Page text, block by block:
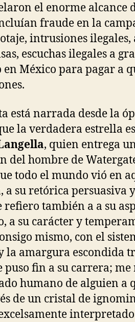
el enorme alcance
fraude en la
intrusiones
escuchas ilegales a
en México para pagar a
está narrada desde la
la verdadera estrella
, quien entrega
del hombre de
todo el mundo vió en
su retórica persuasiva
refiero también a a su
a su carácter y
mismo, con el
la amargura escondida
puso fin a su carrera;
humano de alguien a
de un cristal de